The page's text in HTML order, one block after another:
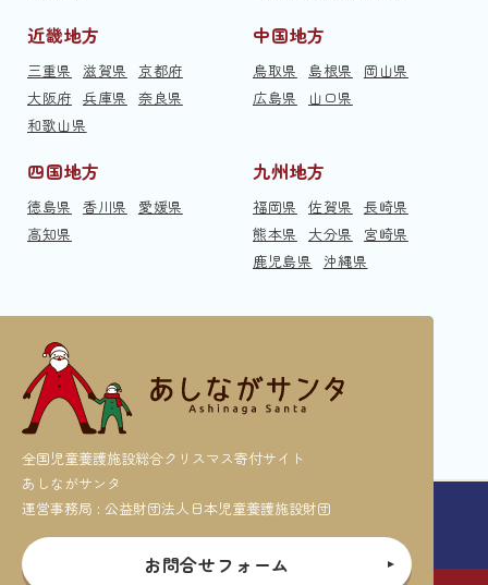
近畿地方
三重県 滋賀県
京都府
大阪府 兵庫県
奈良県
和歌山県
中国地方
鳥取県 島根県
岡山県
広島県
山口県
四国地方
徳島県 香川県
愛媛県
高知県
九州地方
福岡県 佐賀県
長崎県
熊本県
大分県
宮崎県
鹿児島県
沖縄県
全国児童養護施設総合クリスマス寄付サイト
あしながサンタ
運営事務局 : 公益財団法人日本児童養護施設財団
お問合せフォーム